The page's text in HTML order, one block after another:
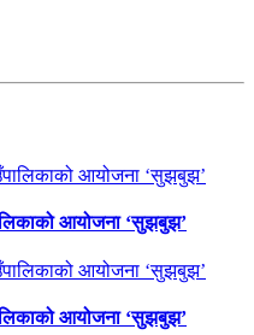
आयोजना ‘सुझबुझ’
आयोजना ‘सुझबुझ’